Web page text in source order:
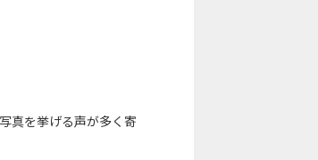
真を挙げる声が多く寄